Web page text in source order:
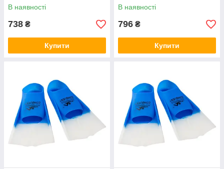
В наявності
738 ₴
Купити
В наявності
796 ₴
Купити